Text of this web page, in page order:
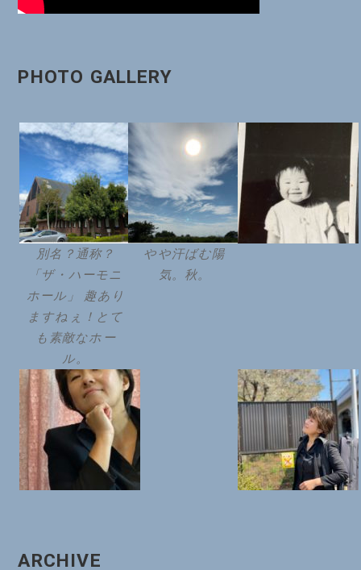
PHOTO GALLERY
別名？通称？
「ザ・ハーモニ
ホール」 趣あり
ますねぇ！とて
も素敵なホー
ル。
やや汗ばむ陽
気。秋。
ARCHIVE